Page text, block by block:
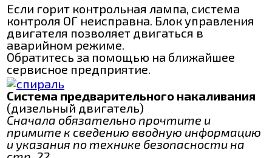
Если горит контрольная лампа, система
контроля ОГ неисправна. Блок управления
двигателя позволяет двигаться в
аварийном режиме.
Обратитесь за помощью на ближайшее
сервисное предприятие.
Система предварительного накаливания
(дизельный двигатель)
Сначала обязательно прочтите и
примите к сведению вводную информацию
и указания по технике безопасности на